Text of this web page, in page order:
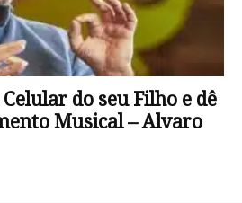
do seu Filho e dê
Musical – Alvaro